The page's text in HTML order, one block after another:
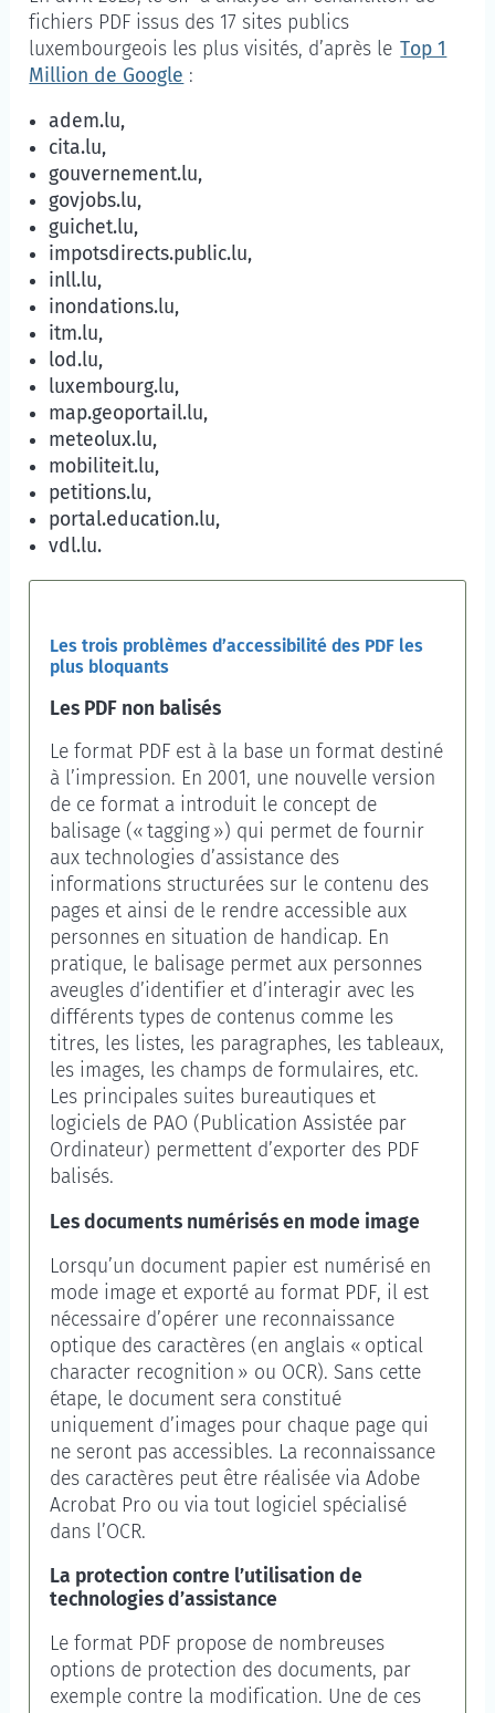
fichiers PDF issus des 17 sites publics
luxembourgeois les plus visités, d’après le Top 1
Million de Google :
adem.lu,
cita.lu,
gouvernement.lu,
govjobs.lu,
guichet.lu,
impotsdirects.public.lu,
inll.lu,
inondations.lu,
itm.lu,
lod.lu,
luxembourg.lu,
map.geoportail.lu,
meteolux.lu,
mobiliteit.lu,
petitions.lu,
portal.education.lu,
vdl.lu.
Les trois problèmes d’accessibilité des PDF les
plus bloquants
Les PDF non balisés
Le format PDF est à la base un format destiné
à l’impression. En 2001, une nouvelle version
de ce format a introduit le concept de
balisage («tagging») qui permet de fournir
aux technologies d’assistance des
informations structurées sur le contenu des
pages et ainsi de le rendre accessible aux
personnes en situation de handicap. En
pratique, le balisage permet aux personnes
aveugles d’identifier et d’interagir avec les
différents types de contenus comme les
titres, les listes, les paragraphes, les tableaux,
les images, les champs de formulaires, etc.
Les principales suites bureautiques et
logiciels de PAO (Publication Assistée par
Ordinateur) permettent d’exporter des PDF
balisés.
Les documents numérisés en mode image
Lorsqu’un document papier est numérisé en
mode image et exporté au format PDF, il est
nécessaire d’opérer une reconnaissance
optique des caractères (en anglais « optical
character recognition » ou OCR). Sans cette
étape, le document sera constitué
uniquement d’images pour chaque page qui
ne seront pas accessibles. La reconnaissance
des caractères peut être réalisée via Adobe
Acrobat Pro ou via tout logiciel spécialisé
dans l’OCR.
La protection contre l’utilisation de
technologies d’assistance
Le format PDF propose de nombreuses
options de protection des documents, par
exemple contre la modification. Une de ces